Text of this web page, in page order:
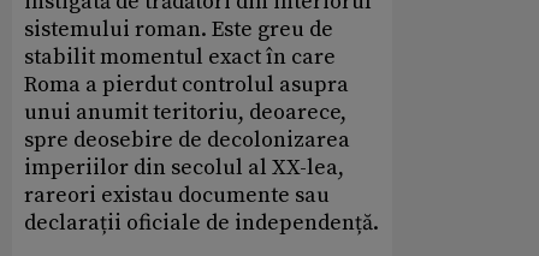
sistemului roman. Este greu de
stabilit momentul exact în care
Roma a pierdut controlul asupra
unui anumit teritoriu, deoarece,
spre deosebire de decolonizarea
imperiilor din secolul al XX-lea,
rareori existau documente sau
declarații oficiale de independență.